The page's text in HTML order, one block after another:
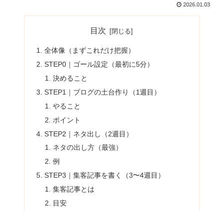
2026.01.03
目次
全体像（まずこれだけ把握）
STEP0｜ゴール設定（最初に5分）
決めること
STEP1｜ブログの土台作り（1週目）
やること
ポイント
STEP2｜ネタ出し（2週目）
ネタの出し方（最強）
例
STEP3｜集客記事を書く（3〜4週目）
集客記事とは
目安